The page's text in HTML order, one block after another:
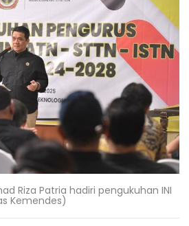
Riza Patria hadiri pengukuhan INI
Kemendes)